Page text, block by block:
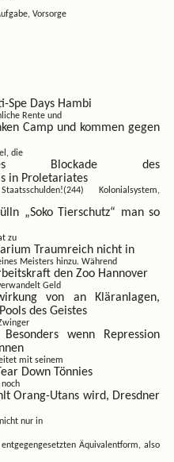
Vorsorge
Spe Days Hambi
Rente und
Camp und kommen gegen
die
Blockade des
in Proletariates
Kolonialsystem,
„Soko Tierschutz“ man so
zu
Traumreich nicht in
Meisters hinzu. Während
den Zoo Hannover
Geld
von an Kläranlagen,
des Geistes
wenn Repression
mit seinem
Down Tönnies
Orang-Utans wird, Dresdner
nur in
Äquivalentform, also